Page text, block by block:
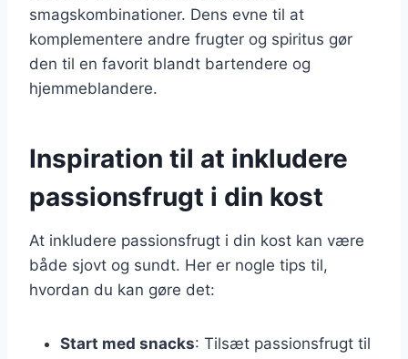
smagskombinationer. Dens evne til at
komplementere andre frugter og spiritus gør
den til en favorit blandt bartendere og
hjemmeblandere.
Inspiration til at inkludere
passionsfrugt i din kost
At inkludere passionsfrugt i din kost kan være
både sjovt og sundt. Her er nogle tips til,
hvordan du kan gøre det:
Start med snacks: Tilsæt passionsfrugt til